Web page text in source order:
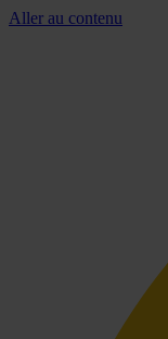
Aller au contenu